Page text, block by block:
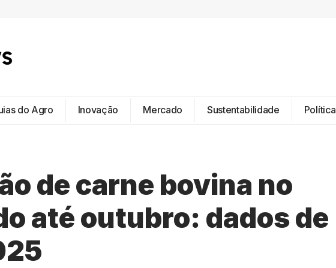
do Agro Inovação Mercado Sustentabilidade Política
de carne bovina no
até outubro: dados de